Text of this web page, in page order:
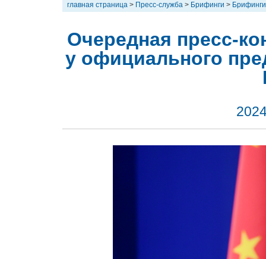
главная страница > Пресс-служба > Брифинги > Брифинги
Очередная пресс-
у официального